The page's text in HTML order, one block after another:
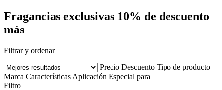
Fragancias exclusivas 10% de descuento
más
Filtrar y ordenar
Precio Descuento Tipo de producto
Marca Características Aplicación Especial para
Filtro